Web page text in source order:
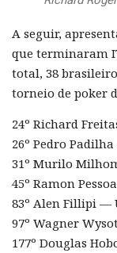
A seguir,
que terminaram
total, 38
torneio de poker
24º Richard
26º Pedro
31º Murilo
45º Ramon
83º Alen Fillipi —
97º Wagner
177º Douglas